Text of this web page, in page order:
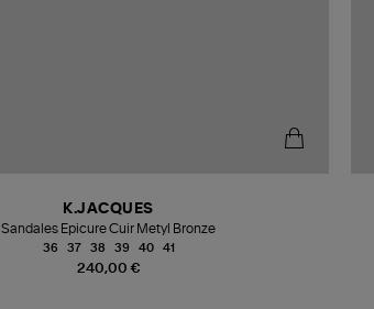
240,00 €
K.JACQUES
Sandales Epicure Cuir Metyl Bronze
36 37 38 39 40 41